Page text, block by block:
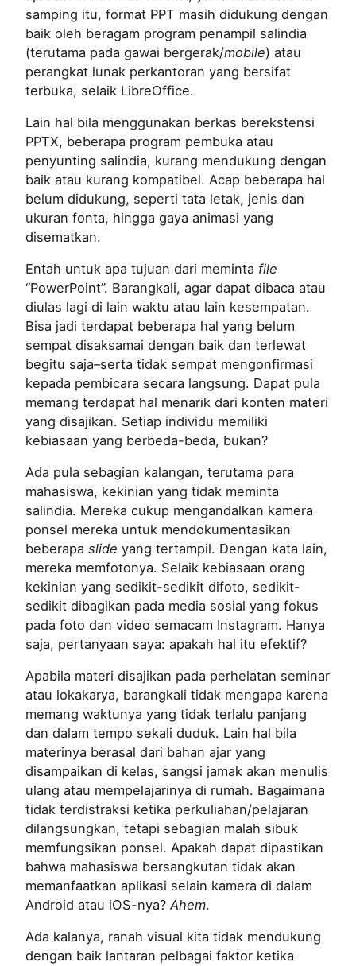
samping itu, format PPT masih didukung dengan
baik oleh beragam program penampil salindia
(terutama pada gawai bergerak/mobile) atau
perangkat lunak perkantoran yang bersifat
terbuka, selaik LibreOffice.
Lain hal bila menggunakan berkas berekstensi
PPTX, beberapa program pembuka atau
penyunting salindia, kurang mendukung dengan
baik atau kurang kompatibel. Acap beberapa hal
belum didukung, seperti tata letak, jenis dan
ukuran fonta, hingga gaya animasi yang
disematkan.
Entah untuk apa tujuan dari meminta file
“PowerPoint”. Barangkali, agar dapat dibaca atau
diulas lagi di lain waktu atau lain kesempatan.
Bisa jadi terdapat beberapa hal yang belum
sempat disaksamai dengan baik dan terlewat
begitu saja–serta tidak sempat mengonfirmasi
kepada pembicara secara langsung. Dapat pula
memang terdapat hal menarik dari konten materi
yang disajikan. Setiap individu memiliki
kebiasaan yang berbeda-beda, bukan?
Ada pula sebagian kalangan, terutama para
mahasiswa, kekinian yang tidak meminta
salindia. Mereka cukup mengandalkan kamera
ponsel mereka untuk mendokumentasikan
beberapa slide yang tertampil. Dengan kata lain,
mereka memfotonya. Selaik kebiasaan orang
kekinian yang sedikit-sedikit difoto, sedikit-
sedikit dibagikan pada media sosial yang fokus
pada foto dan video semacam Instagram. Hanya
saja, pertanyaan saya: apakah hal itu efektif?
Apabila materi disajikan pada perhelatan seminar
atau lokakarya, barangkali tidak mengapa karena
memang waktunya yang tidak terlalu panjang
dan dalam tempo sekali duduk. Lain hal bila
materinya berasal dari bahan ajar yang
disampaikan di kelas, sangsi jamak akan menulis
ulang atau mempelajarinya di rumah. Bagaimana
tidak terdistraksi ketika perkuliahan/pelajaran
dilangsungkan, tetapi sebagian malah sibuk
memfungsikan ponsel. Apakah dapat dipastikan
bahwa mahasiswa bersangkutan tidak akan
memanfaatkan aplikasi selain kamera di dalam
Android atau iOS-nya? Ahem.
Ada kalanya, ranah visual kita tidak mendukung
dengan baik lantaran pelbagai faktor ketika